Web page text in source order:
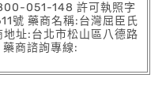
051-148 許可執照字
號 藥商名稱:台灣屈臣氏
址:台北市松山區八德路
商諮詢專線: